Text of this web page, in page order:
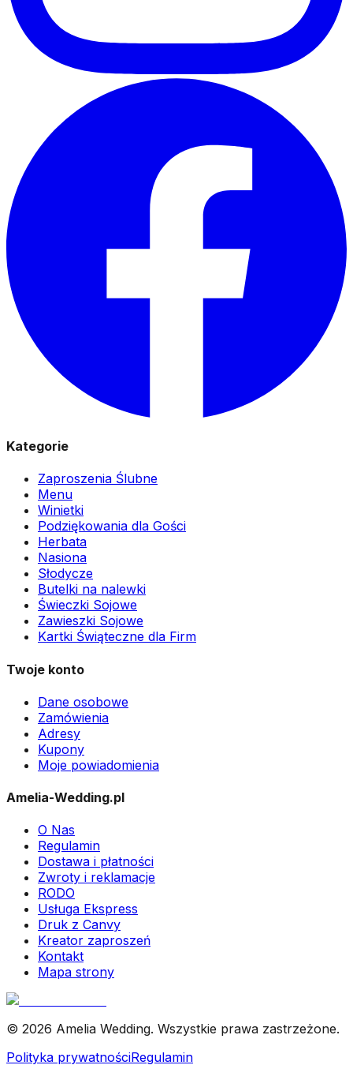
Kategorie
Zaproszenia Ślubne
Menu
Winietki
Podziękowania dla Gości
Herbata
Nasiona
Słodycze
Butelki na nalewki
Świeczki Sojowe
Zawieszki Sojowe
Kartki Świąteczne dla Firm
Twoje konto
Dane osobowe
Zamówienia
Adresy
Kupony
Moje powiadomienia
Amelia-Wedding.pl
O Nas
Regulamin
Dostawa i płatności
Zwroty i reklamacje
RODO
Usługa Ekspress
Druk z Canvy
Kreator zaproszeń
Kontakt
Mapa strony
© 2026 Amelia Wedding. Wszystkie prawa zastrzeżone.
Polityka prywatnościRegulamin